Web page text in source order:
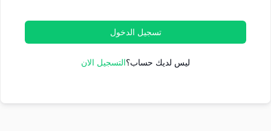
تسجيل الدخول
ليس لديك حساب؟التسجيل الان